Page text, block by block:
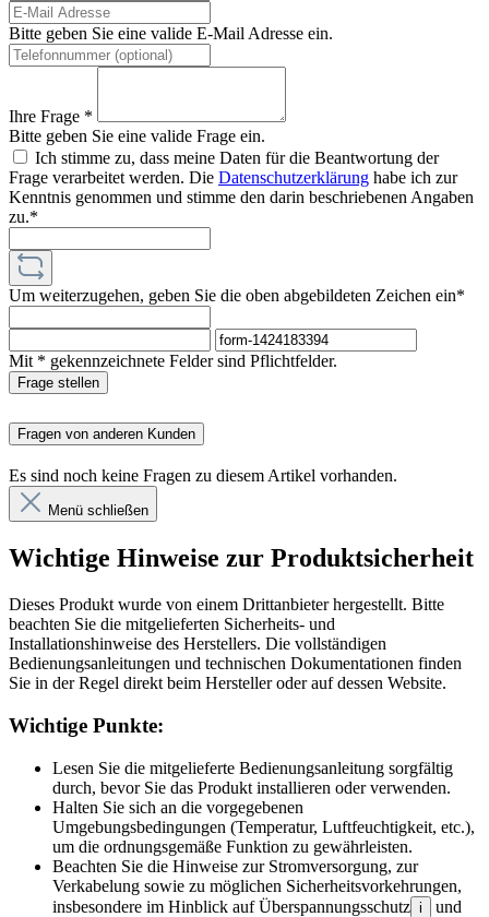
Bitte geben Sie eine valide E-Mail Adresse ein.
Ihre Frage *
Bitte geben Sie eine valide Frage ein.
Ich stimme zu, dass meine Daten für die Beantwortung der
Frage verarbeitet werden. Die Datenschutzerklärung habe ich zur
Kenntnis genommen und stimme den darin beschriebenen Angaben
zu.*
Um weiterzugehen, geben Sie die oben abgebildeten Zeichen ein*
Mit * gekennzeichnete Felder sind Pflichtfelder.
Frage stellen
Fragen von anderen Kunden
Es sind noch keine Fragen zu diesem Artikel vorhanden.
Menü schließen
Wichtige Hinweise zur Produktsicherheit
Dieses Produkt wurde von einem Drittanbieter hergestellt. Bitte
beachten Sie die mitgelieferten Sicherheits- und
Installationshinweise des Herstellers. Die vollständigen
Bedienungsanleitungen und technischen Dokumentationen finden
Sie in der Regel direkt beim Hersteller oder auf dessen Website.
Wichtige Punkte:
Lesen Sie die mitgelieferte Bedienungsanleitung sorgfältig
durch, bevor Sie das Produkt installieren oder verwenden.
Halten Sie sich an die vorgegebenen
Umgebungsbedingungen (Temperatur, Luftfeuchtigkeit, etc.),
um die ordnungsgemäße Funktion zu gewährleisten.
Beachten Sie die Hinweise zur Stromversorgung, zur
Verkabelung sowie zu möglichen Sicherheitsvorkehrungen,
insbesondere im Hinblick auf Überspannungsschutz i
und